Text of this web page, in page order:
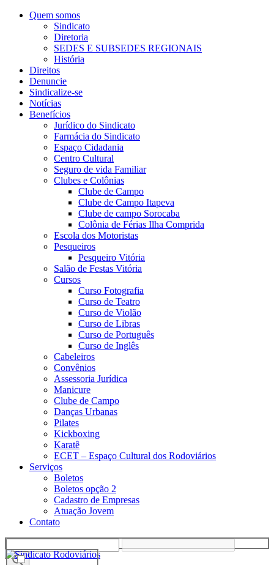
Quem somos
Sindicato
Diretoria
SEDES E SUBSEDES REGIONAIS
História
Direitos
Denuncie
Sindicalize-se
Notícias
Benefícios
Jurídico do Sindicato
Farmácia do Sindicato
Espaço Cidadania
Centro Cultural
Seguro de vida Familiar
Clubes e Colônias
Clube de Campo
Clube de Campo Itapeva
Clube de campo Sorocaba
Colônia de Férias Ilha Comprida
Escola dos Motoristas
Pesqueiros
Pesqueiro Vitória
Salão de Festas Vitória
Cursos
Curso Fotografia
Curso de Teatro
Curso de Violão
Curso de Libras
Curso de Português
Curso de Inglês
Cabeleiros
Convênios
Assessoria Jurídica
Manicure
Clube de Campo
Danças Urbanas
Pilates
Kickboxing
Karatê
ECET – Espaço Cultural dos Rodoviários
Serviços
Boletos
Boletos opção 2
Cadastro de Empresas
Atuação Jovem
Contato